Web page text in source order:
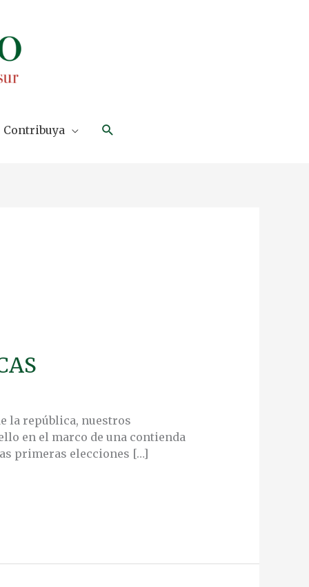
Contribuya Search
la república, nuestros
en el marco de una contienda
primeras elecciones […]